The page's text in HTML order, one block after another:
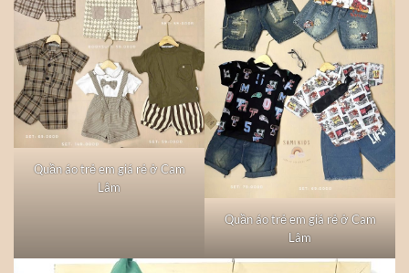
Quần áo trẻ em giá rẻ ở Cam
Lâm
Quần áo trẻ em giá rẻ ở Cam
Lâm